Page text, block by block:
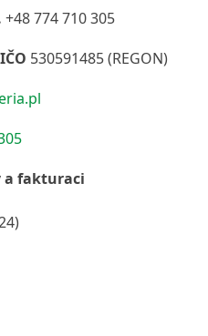
+48 774 710 305
IČO 530591485 (REGON)
a fakturaci